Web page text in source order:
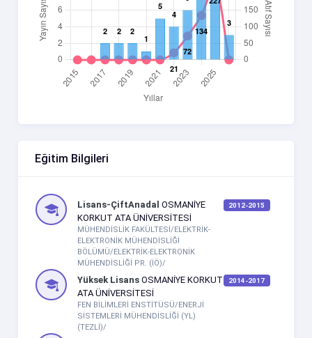
Eğitim Bilgileri
Lisans-ÇiftAnadalOSMANİYE
KORKUT ATA ÜNİVERSİTESİ
MÜHENDİSLİK FAKÜLTESİ/ELEKTRİK-
ELEKTRONİK MÜHENDİSLİĞİ
BÖLÜMÜ/ELEKTRİK-ELEKTRONİK
MÜHENDİSLİĞİ PR. (İÖ)/
2012-2015
Yüksek LisansOSMANİYE KORKUT
ATA ÜNİVERSİTESİ
FEN BİLİMLERİ ENSTİTÜSÜ/ENERJİ
SİSTEMLERİ MÜHENDİSLİĞİ (YL)
(TEZLİ)/
2014-2017